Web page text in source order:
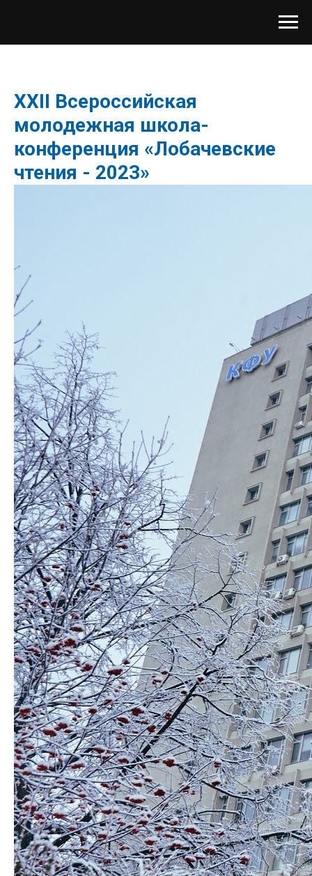
XXII Всероссийская
молодежная школа-
конференция «Лобачевские
чтения - 2023»